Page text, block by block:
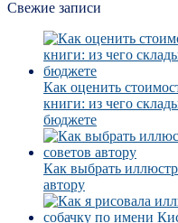
Свежие записи
Как оценить
книги: из чего
бюджете
Как выбрать
автору